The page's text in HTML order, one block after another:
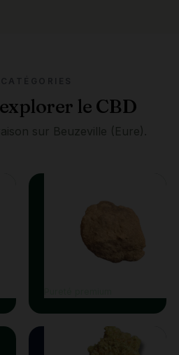
le CBD
sur Beuzeville (Eure).